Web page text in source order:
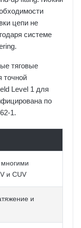
цепи не
системе
тяговые
точной
Level 1 для
по
1.
и CUV
и